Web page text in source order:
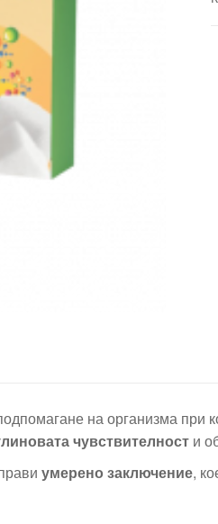
на организма
чувствителност и
умерено заключение,